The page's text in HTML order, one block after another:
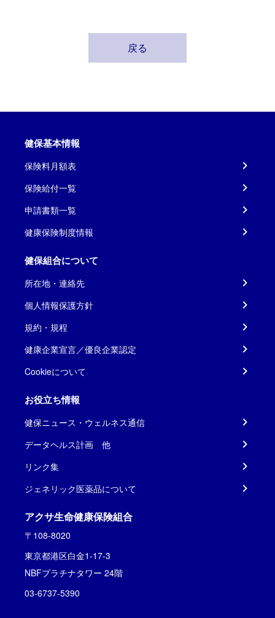
戻る
健保基本情報
保険料月額表
保険給付一覧
申請書類一覧
健康保険制度情報
健保組合について
所在地・連絡先
個人情報保護方針
規約・規程
健康企業宣言／優良企業認定
Cookieについて
お役立ち情報
健保ニュース・ウェルネス通信
データヘルス計画 他
リンク集
ジェネリック医薬品について
アクサ生命健康保険組合
〒108-8020
東京都港区白金1-17-3
NBFプラチナタワー 24階
03-6737-5390